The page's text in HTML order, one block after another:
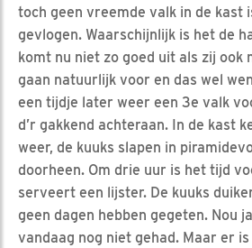
toch geen vreemde valk in de kast
gevlogen. Waarschijnlijk is het de
komt nu niet zo goed uit als zij ook
gaan natuurlijk voor en das wel
een tijdje later weer een 3e valk
d’r gakkend achteraan. In de kast
weer, de kuuks slapen in
doorheen. Om drie uur is het tijd
serveert een lijster. De kuuks
geen dagen hebben gegeten. Nou
vandaag nog niet gehad. Maar er